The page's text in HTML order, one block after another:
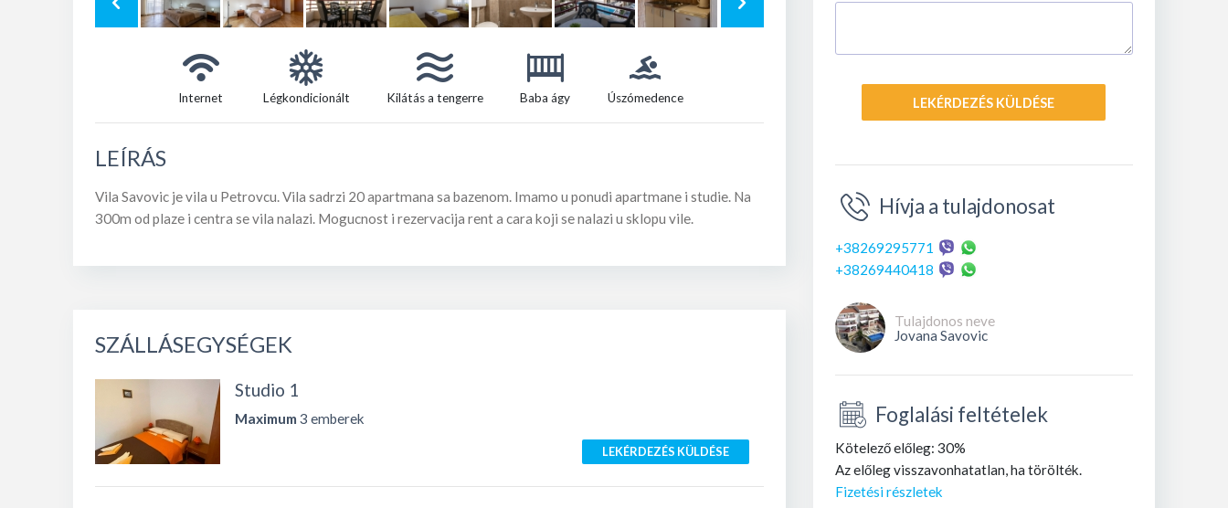
Internet Légkondicionált Kilátás a tengerre Baba ágy Úszómedence
LEÍRÁS
Vila Savovic je vila u Petrovcu. Vila sadrzi 20 apartmana sa bazenom. Imamo u ponudi apartmane i studie. Na
300m od plaze i centra se vila nalazi. Mogucnost i rezervacija rent a cara koji se nalazi u sklopu vile.
SZÁLLÁSEGYSÉGEK
Studio 1
Maximum 3 emberek
LEKÉRDEZÉS KÜLDÉSE
LEKÉRDEZÉS KÜLDÉSE
Hívja a tulajdonosat
+38269295771
+38269440418
Tulajdonos neve
Jovana Savovic
Foglalási feltételek
Kötelező előleg: 30%
Az előleg visszavonhatatlan, ha törölték.
Fizetési részletek